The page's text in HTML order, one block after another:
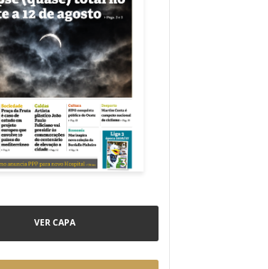
VER CAPA